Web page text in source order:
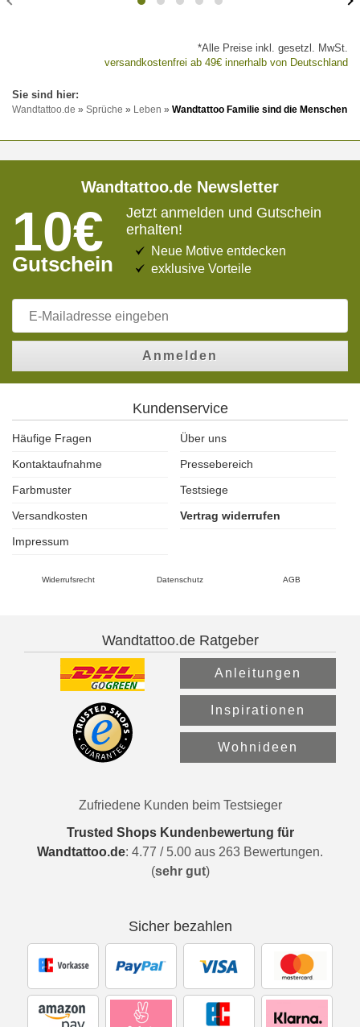
*Alle Preise inkl. gesetzl. MwSt.
versandkostenfrei ab 49€ innerhalb von Deutschland
Wandtattoo.de » Sprüche » Leben » Wandtattoo Familie sind die Menschen
Wandtattoo.de Newsletter
10€
Gutschein
Jetzt anmelden und Gutschein
erhalten!
Neue Motive entdecken
exklusive Vorteile
Anmelden
Kundenservice
Häufige Fragen
Über uns
Kontaktaufnahme
Pressebereich
Farbmuster
Testsiege
Versandkosten
Vertrag widerrufen
Impressum
Widerrufsrecht Datenschutz AGB
Wandtattoo.de Ratgeber
Anleitungen
Inspirationen
Wohnideen
Zufriedene Kunden beim Testsieger
Trusted Shops Kundenbewertung für
Wandtattoo.de: 4.77 / 5.00 aus 263 Bewertungen.
(sehr gut)
Sicher bezahlen